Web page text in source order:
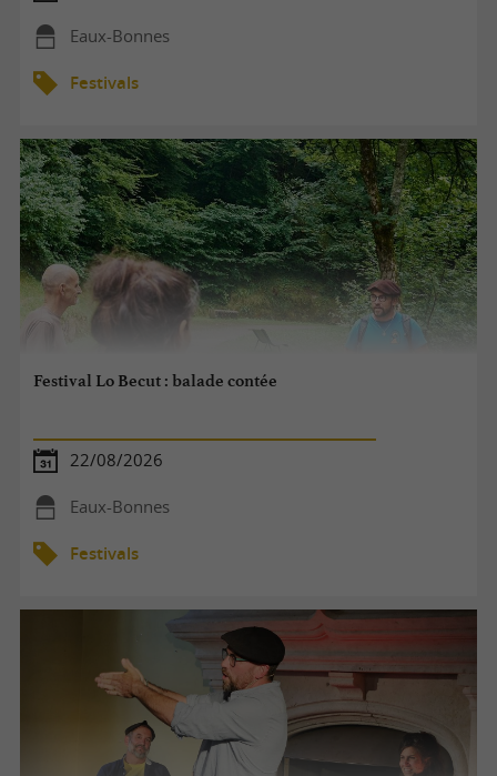
Eaux-Bonnes
Festivals
Festival Lo Becut : balade contée
22/08/2026
Eaux-Bonnes
Festivals